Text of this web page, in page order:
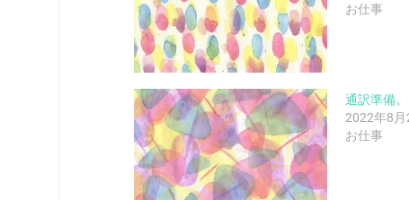
お仕事
通訳準備。
2022年8月
お仕事